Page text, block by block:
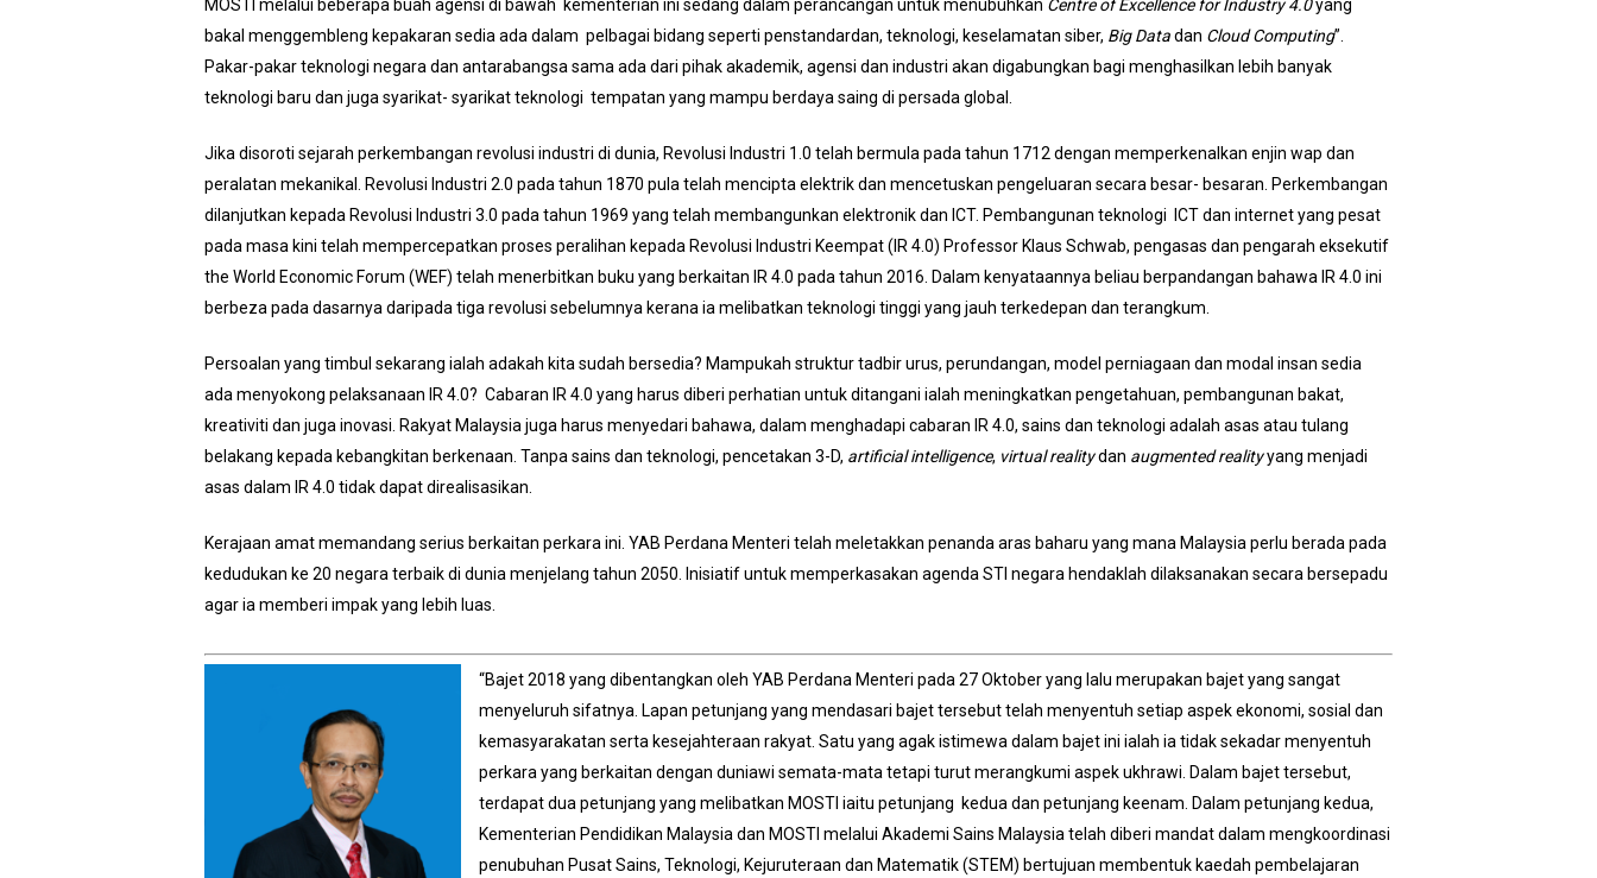
MOSTI melalui beberapa buah agensi di bawah kementerian ini sedang dalam perancangan untuk menubuhkan Centre of Excellence for Industry 4.0yang
bakal menggembleng kepakaran sedia ada dalam pelbagai bidang seperti penstandardan, teknologi, keselamatan siber, Big Datadan Cloud Computing”.
Pakar-pakar teknologi negara dan antarabangsa sama ada dari pihak akademik, agensi dan industri akan digabungkan bagi menghasilkan lebih banyak
teknologi baru dan juga syarikat- syarikat teknologi tempatan yang mampu berdaya saing di persada global.
Jika disoroti sejarah perkembangan revolusi industri di dunia, Revolusi Industri 1.0 telah bermula pada tahun 1712 dengan memperkenalkan enjin wap dan
peralatan mekanikal. Revolusi Industri 2.0 pada tahun 1870 pula telah mencipta elektrik dan mencetuskan pengeluaran secara besar- besaran. Perkembangan
dilanjutkan kepada Revolusi Industri 3.0 pada tahun 1969 yang telah membangunkan elektronik dan ICT. Pembangunan teknologi ICT dan internet yang pesat
pada masa kini telah mempercepatkan proses peralihan kepada Revolusi Industri Keempat (IR 4.0) Professor Klaus Schwab, pengasas dan pengarah eksekutif
the World Economic Forum (WEF) telah menerbitkan buku yang berkaitan IR 4.0 pada tahun 2016. Dalam kenyataannya beliau berpandangan bahawa IR 4.0 ini
berbeza pada dasarnya daripada tiga revolusi sebelumnya kerana ia melibatkan teknologi tinggi yang jauh terkedepan dan terangkum.
Persoalan yang timbul sekarang ialah adakah kita sudah bersedia? Mampukah struktur tadbir urus, perundangan, model perniagaan dan modal insan sedia
ada menyokong pelaksanaan IR 4.0? Cabaran IR 4.0 yang harus diberi perhatian untuk ditangani ialah meningkatkan pengetahuan, pembangunan bakat,
kreativiti dan juga inovasi. Rakyat Malaysia juga harus menyedari bahawa, dalam menghadapi cabaran IR 4.0, sains dan teknologi adalah asas atau tulang
belakang kepada kebangkitan berkenaan. Tanpa sains dan teknologi, pencetakan 3-D, artificial intelligence, virtual realitydan augmented realityyang menjadi
asas dalam IR 4.0 tidak dapat direalisasikan.
Kerajaan amat memandang serius berkaitan perkara ini. YAB Perdana Menteri telah meletakkan penanda aras baharu yang mana Malaysia perlu berada pada
kedudukan ke 20 negara terbaik di dunia menjelang tahun 2050. Inisiatif untuk memperkasakan agenda STI negara hendaklah dilaksanakan secara bersepadu
agar ia memberi impak yang lebih luas.
“Bajet 2018 yang dibentangkan oleh YAB Perdana Menteri pada 27 Oktober yang lalu merupakan bajet yang sangat
menyeluruh sifatnya. Lapan petunjang yang mendasari bajet tersebut telah menyentuh setiap aspek ekonomi, sosial dan
kemasyarakatan serta kesejahteraan rakyat. Satu yang agak istimewa dalam bajet ini ialah ia tidak sekadar menyentuh
perkara yang berkaitan dengan duniawi semata-mata tetapi turut merangkumi aspek ukhrawi. Dalam bajet tersebut,
terdapat dua petunjang yang melibatkan MOSTI iaitu petunjang kedua dan petunjang keenam. Dalam petunjang kedua,
Kementerian Pendidikan Malaysia dan MOSTI melalui Akademi Sains Malaysia telah diberi mandat dalam mengkoordinasi
penubuhan Pusat Sains, Teknologi, Kejuruteraan dan Matematik (STEM) bertujuan membentuk kaedah pembelajaran